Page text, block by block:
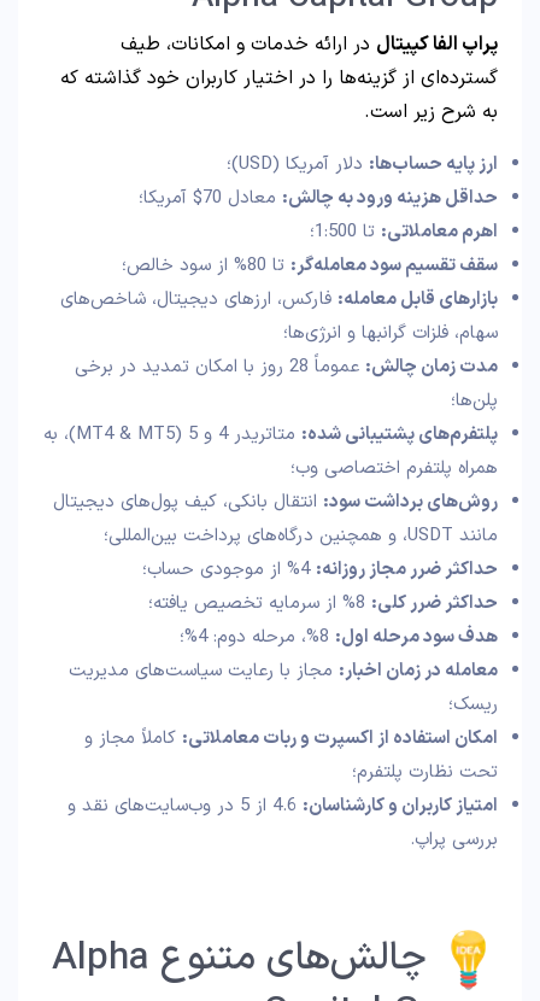
پراپ الفا کپیتال در ارائه خدمات و امکانات، طیف
گسترده‌ای از گزینه‌ها را در اختیار کاربران خود گذاشته که
به شرح زیر است.
ارز پایه حساب‌ها: دلار آمریکا (USD)؛
حداقل هزینه ورود به چالش: معادل 70$ آمریکا؛
اهرم معاملاتی: تا 1:500؛
سقف تقسیم سود معامله‌گر: تا 80% از سود خالص؛
بازارهای قابل معامله: فارکس، ارزهای دیجیتال، شاخص‌های
سهام، فلزات گرانبها و انرژی‌ها؛
مدت زمان چالش:
عموماً 28 روز با امکان تمدید در برخی
پلن‌ها؛
پلتفرم‌های پشتیبانی شده:
متاتریدر 4 و 5 (MT4 & MT5)، به
همراه پلتفرم اختصاصی وب؛
روش‌های برداشت سود: انتقال بانکی، کیف پول‌های دیجیتال
مانند USDT، و همچنین درگاه‌های پرداخت بین‌المللی؛
حداکثر ضرر مجاز روزانه: 4% از موجودی حساب؛
حداکثر ضرر کلی:
هدف سود مرحله اول:
معامله در زمان اخبار: مجاز با رعایت سیاست‌های مدیریت
ریسک؛
امکان استفاده از اکسپرت و ربات معاملاتی: کاملاً مجاز و
تحت نظارت پلتفرم؛
امتیاز کاربران و کارشناسان:
4.6 از 5 در وب‌سایت‌های نقد و
بررسی پراپ.
چالش‌های متنوع Alpha